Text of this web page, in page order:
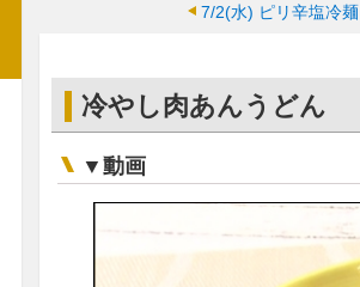
7/2(水) ピリ辛塩冷麺
冷やし肉あんうどん
▼動画